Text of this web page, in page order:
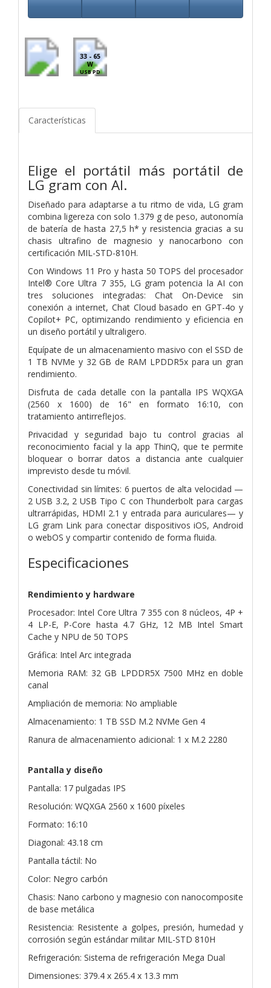
33 - 65
W
USB PD
Características
Elige el portátil más portátil de
LG gram con AI.
Diseñado para adaptarse a tu ritmo de vida, LG gram
combina ligereza con solo 1.379 g de peso, autonomía
de batería de hasta 27,5 h* y resistencia gracias a su
chasis ultrafino de magnesio y nanocarbono con
certificación MIL-STD-810H.
Con Windows 11 Pro y hasta 50 TOPS del procesador
Intel® Core Ultra 7 355, LG gram potencia la AI con
tres soluciones integradas: Chat On-Device sin
conexión a internet, Chat Cloud basado en GPT-4o y
Copilot+ PC, optimizando rendimiento y eficiencia en
un diseño portátil y ultraligero.
Equípate de un almacenamiento masivo con el SSD de
1 TB NVMe y 32 GB de RAM LPDDR5x para un gran
rendimiento.
Disfruta de cada detalle con la pantalla IPS WQXGA
(2560 x 1600) de 16" en formato 16:10, con
tratamiento antirreflejos.
Privacidad y seguridad bajo tu control gracias al
reconocimiento facial y la app ThinQ, que te permite
bloquear o borrar datos a distancia ante cualquier
imprevisto desde tu móvil.
Conectividad sin límites: 6 puertos de alta velocidad —
2 USB 3.2, 2 USB Tipo C con Thunderbolt para cargas
ultrarrápidas, HDMI 2.1 y entrada para auriculares— y
LG gram Link para conectar dispositivos iOS, Android
o webOS y compartir contenido de forma fluida.
Especificaciones
Rendimiento y hardware
Procesador: Intel Core Ultra 7 355 con 8 núcleos, 4P +
4 LP-E, P-Core hasta 4.7 GHz, 12 MB Intel Smart
Cache y NPU de 50 TOPS
Gráfica: Intel Arc integrada
Memoria RAM: 32 GB LPDDR5X 7500 MHz en doble
canal
Ampliación de memoria: No ampliable
Almacenamiento: 1 TB SSD M.2 NVMe Gen 4
Ranura de almacenamiento adicional: 1 x M.2 2280
Pantalla y diseño
Pantalla: 17 pulgadas IPS
Resolución: WQXGA 2560 x 1600 píxeles
Formato: 16:10
Diagonal: 43.18 cm
Pantalla táctil: No
Color: Negro carbón
Chasis: Nano carbono y magnesio con nanocomposite
de base metálica
Resistencia: Resistente a golpes, presión, humedad y
corrosión según estándar militar MIL-STD 810H
Refrigeración: Sistema de refrigeración Mega Dual
Dimensiones: 379.4 x 265.4 x 13.3 mm